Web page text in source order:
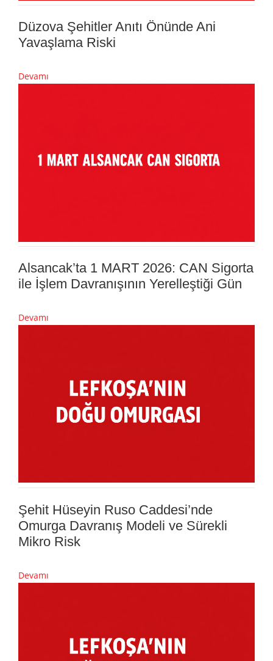
Düzova Şehitler Anıtı Önünde Ani
Yavaşlama Riski
Devamı
Alsancak’ta 1 MART 2026: CAN Sigorta
ile İşlem Davranışının Yerelleştiği Gün
Devamı
Şehit Hüseyin Ruso Caddesi’nde
Omurga Davranış Modeli ve Sürekli
Mikro Risk
Devamı